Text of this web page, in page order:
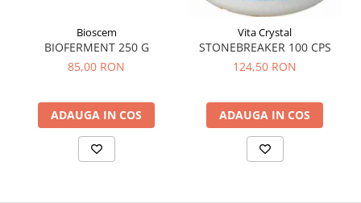
Bioscem
BIOFERMENT 250 G
85,00 RON
ADAUGA IN COS
Vita Crystal
STONEBREAKER 100 CPS
124,50 RON
ADAUGA IN COS